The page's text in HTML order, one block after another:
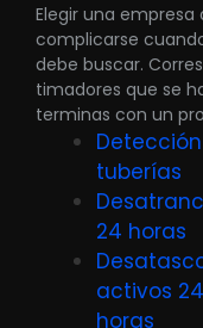
Elegir una
complicarse
debe buscar.
timadores que se
terminas con un
tuberías
24 horas
activos 24
horas